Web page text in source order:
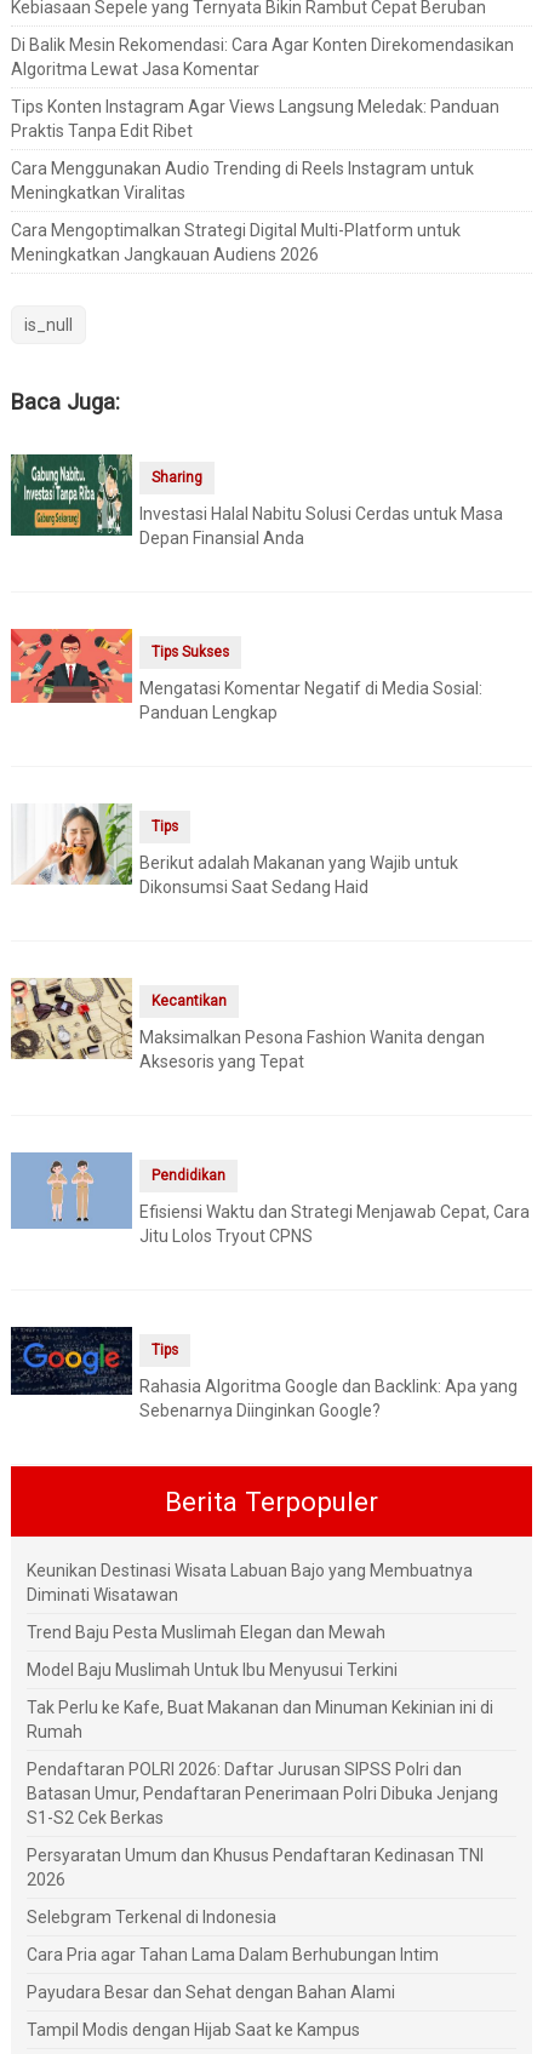
Kebiasaan Sepele yang Ternyata Bikin Rambut Cepat Beruban
Di Balik Mesin Rekomendasi: Cara Agar Konten Direkomendasikan
Algoritma Lewat Jasa Komentar
Tips Konten Instagram Agar Views Langsung Meledak: Panduan
Praktis Tanpa Edit Ribet
Cara Menggunakan Audio Trending di Reels Instagram untuk
Meningkatkan Viralitas
Cara Mengoptimalkan Strategi Digital Multi-Platform untuk
Meningkatkan Jangkauan Audiens 2026
is_null
Baca Juga:
Sharing
Investasi Halal Nabitu Solusi Cerdas untuk Masa
Depan Finansial Anda
Tips Sukses
Mengatasi Komentar Negatif di Media Sosial:
Panduan Lengkap
Tips
Berikut adalah Makanan yang Wajib untuk
Dikonsumsi Saat Sedang Haid
Kecantikan
Maksimalkan Pesona Fashion Wanita dengan
Aksesoris yang Tepat
Pendidikan
Efisiensi Waktu dan Strategi Menjawab Cepat, Cara
Jitu Lolos Tryout CPNS
Tips
Rahasia Algoritma Google dan Backlink: Apa yang
Sebenarnya Diinginkan Google?
Berita Terpopuler
Keunikan Destinasi Wisata Labuan Bajo yang Membuatnya
Diminati Wisatawan
Trend Baju Pesta Muslimah Elegan dan Mewah
Model Baju Muslimah Untuk Ibu Menyusui Terkini
Tak Perlu ke Kafe, Buat Makanan dan Minuman Kekinian ini di
Rumah
Pendaftaran POLRI 2026: Daftar Jurusan SIPSS Polri dan
Batasan Umur, Pendaftaran Penerimaan Polri Dibuka Jenjang
S1-S2 Cek Berkas
Persyaratan Umum dan Khusus Pendaftaran Kedinasan TNI
2026
Selebgram Terkenal di Indonesia
Cara Pria agar Tahan Lama Dalam Berhubungan Intim
Payudara Besar dan Sehat dengan Bahan Alami
Tampil Modis dengan Hijab Saat ke Kampus